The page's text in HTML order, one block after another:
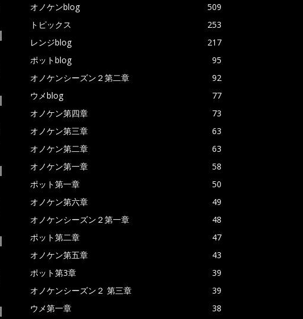
オノケンblog
509
トピックス
253
レンジblog
217
ポットblog
95
オノケンシーズン２第二章
92
ウメblog
77
オノケン第四章
73
オノケン第三章
63
オノケン第二章
63
オノケン第一章
58
ポット第一章
50
オノケン第六章
49
オノケンシーズン２第一章
48
ポット第二章
47
オノケン第五章
43
ポット第3章
39
オノケンシーズン２ 第三章
39
ウメ第一章
38